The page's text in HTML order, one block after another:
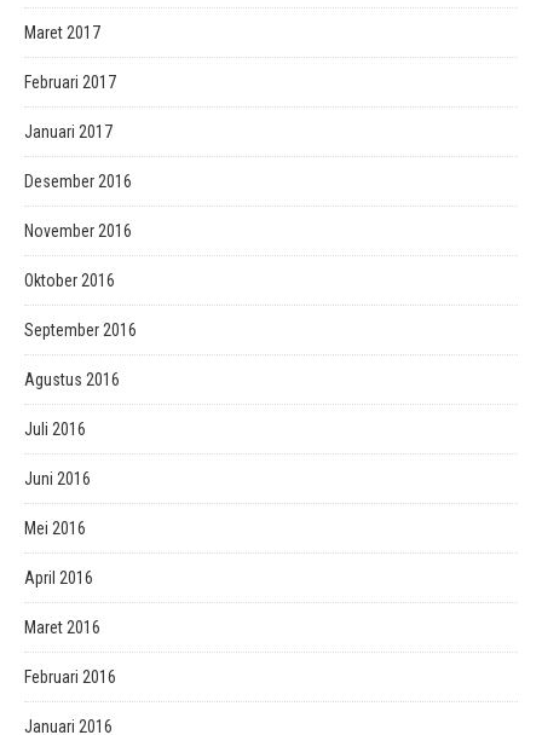
Maret 2017
Februari 2017
Januari 2017
Desember 2016
November 2016
Oktober 2016
September 2016
Agustus 2016
Juli 2016
Juni 2016
Mei 2016
April 2016
Maret 2016
Februari 2016
Januari 2016